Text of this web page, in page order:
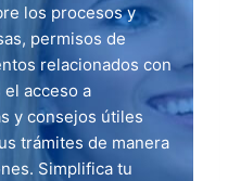
los procesos y
permisos de
relacionados con
acceso a
y consejos útiles
trámites de manera
Simplifica tu